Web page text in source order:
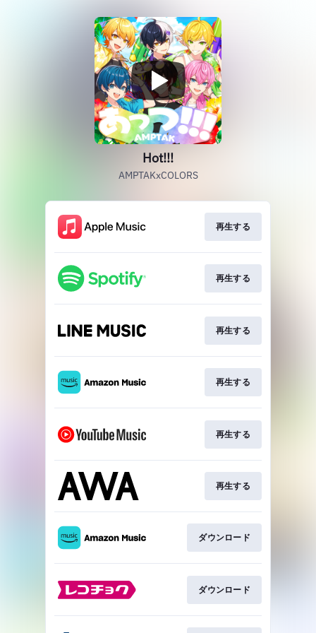
Hot!!!
AMPTAKxCOLORS
再生する
再生する
再生する
再生する
再生する
再生する
ダウンロード
ダウンロード